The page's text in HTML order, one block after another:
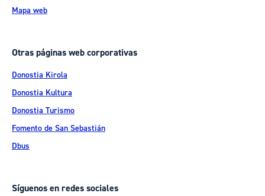
Mapa web
Otras páginas web corporativas
Donostia Kirola
Donostia Kultura
Donostia Turismo
Fomento de San Sebastián
Dbus
Síguenos en redes sociales